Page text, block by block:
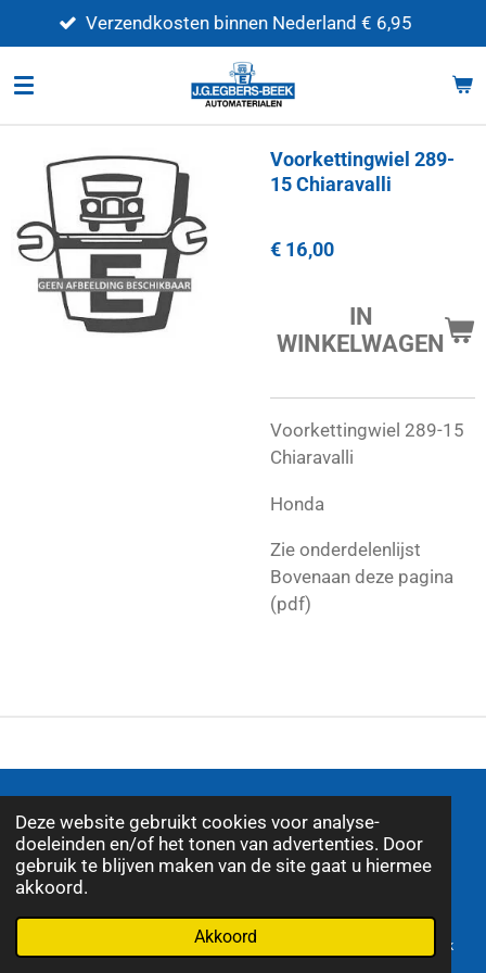
Deze website gebruikt cookies voor analyse-
doeleinden en/of het tonen van advertenties. Door
gebruik te blijven maken van de site gaat u hiermee
akkoord.
Akkoord
direct
naar
Verzendkosten binnen Nederland € 6,95
Voorkettingwiel 289-
15 Chiaravalli
€ 16,00
IN
WINKELWAGEN
Voorkettingwiel 289-15
Chiaravalli
Honda
Zie onderdelenlijst
Bovenaan deze pagina
(pdf)
voorwaarden
| Disclamer|Privacy statemant
Alle genoemde prijzen zijn inclusief 21% BTW
Telefoonnummer Facebook